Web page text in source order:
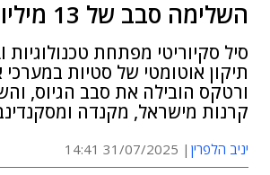
השלימה סבב של 13 מיליון דולר
תיקון אוטומטי של סטיות
ורטקס הובילה את סבב הגיוס,
קרנות מישראל, מקנדה
יניב הלפרין 31/07/2025 14:41